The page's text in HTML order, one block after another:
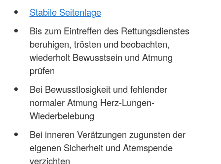
Stabile Seitenlage
Bis zum Eintreffen des Rettungsdienstes
beruhigen, trösten und beobachten,
wiederholt Bewusstsein und Atmung
prüfen
Bei Bewusstlosigkeit und fehlender
normaler Atmung Herz-Lungen-
Wiederbelebung
Bei inneren Verätzungen zugunsten der
eigenen Sicherheit und Atemspende
verzichten